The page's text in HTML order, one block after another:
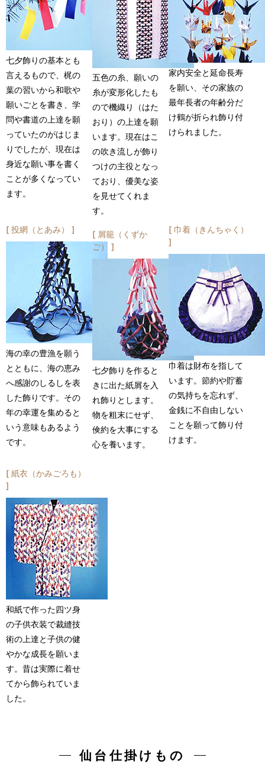
七夕飾りの基本とも
言えるもので、梶の
葉の習いから和歌や
願いごとを書き、学
問や書道の上達を願
っていたのがはじま
りでしたが、現在は
身近な願い事を書く
ことが多くなってい
ます。
五色の糸、願いの
糸が変形化したも
ので機織り（はた
おり）の上達を願
います。現在はこ
の吹き流しが飾り
つけの主役となっ
ており、優美な姿
を見せてくれま
す。
家内安全と延命長寿
を願い、その家族の
最年長者の年齢分だ
け鶴が折られ飾り付
けられました。
投網（とあみ）
海の幸の豊漁を願う
とともに、海の恵み
へ感謝のしるしを表
した飾りです。その
年の幸運を集めると
いう意味もあるよう
です。
屑籠（くずか
ご）
七夕飾りを作ると
きに出た紙屑を入
れ飾りとします。
物を粗末にせず、
倹約を大事にする
心を養います。
巾着（きんちゃく）
巾着は財布を指して
います。節約や貯蓄
の気持ちを忘れず、
金銭に不自由しない
ことを願って飾り付
けます。
紙衣（かみごろも）
和紙で作った四ツ身
の子供衣装で裁縫技
術の上達と子供の健
やかな成長を願いま
す。昔は実際に着せ
てから飾られていま
した。
仙台仕掛けもの